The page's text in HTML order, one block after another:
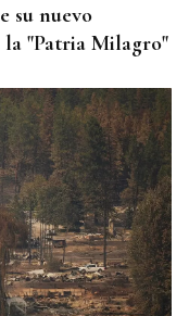
su nuevo
la "Patria Milagro"